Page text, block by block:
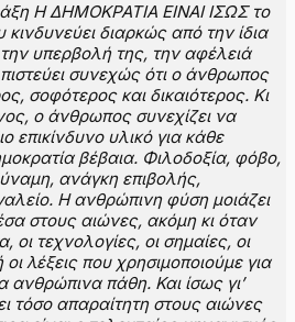
Η ΔΗΜΟΚΡΑΤΙΑ ΕΙΝΑΙ ΙΣΩΣ το
διαρκώς από την ίδια
υπερβολή της, την αφέλειά
συνεχώς ότι ο άνθρωπος
σοφότερος και δικαιότερος. Κι
ο άνθρωπος συνεχίζει να
επικίνδυνο υλικό για κάθε
βέβαια. Φιλοδοξία, φόβο,
ανάγκη επιβολής,
Η ανθρώπινη φύση μοιάζει
στους αιώνες, ακόμη κι όταν
τεχνολογίες, οι σημαίες, οι
λέξεις που χρησιμοποιούμε για
ανθρώπινα πάθη. Και ίσως γι’
τόσο απαραίτητη στους αιώνες